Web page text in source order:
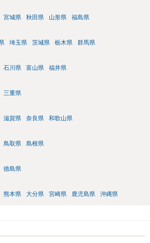
宮城県 秋田県 山形県 福島県
埼玉県 茨城県 栃木県 群馬県
石川県 富山県 福井県
三重県
滋賀県 奈良県 和歌山県
鳥取県 島根県
徳島県
熊本県 大分県 宮崎県 鹿児島県 沖縄県